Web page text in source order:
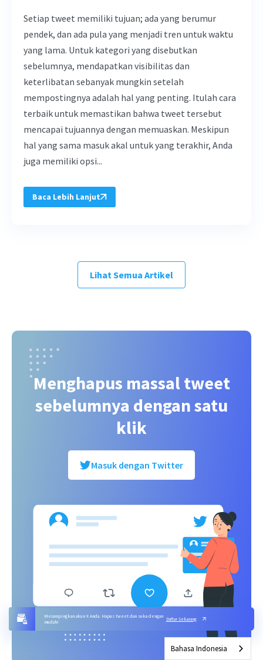
Merampingkan akun X Anda. Hapus tweet dan suka dengan
mudah!
Daftar Sekarang
Setiap tweet memiliki tujuan; ada yang berumur
pendek, dan ada pula yang menjadi tren untuk waktu
yang lama. Untuk kategori yang disebutkan
sebelumnya, mendapatkan visibilitas dan
keterlibatan sebanyak mungkin setelah
mempostingnya adalah hal yang penting. Itulah cara
terbaik untuk memastikan bahwa tweet tersebut
mencapai tujuannya dengan memuaskan. Meskipun
hal yang sama masuk akal untuk yang terakhir, Anda
juga memiliki opsi...
Baca Lebih Lanjut
Lihat Semua Artikel
Menghapus massal tweet
sebelumnya dengan satu
klik
Masuk dengan Twitter
Bahasa Indonesia